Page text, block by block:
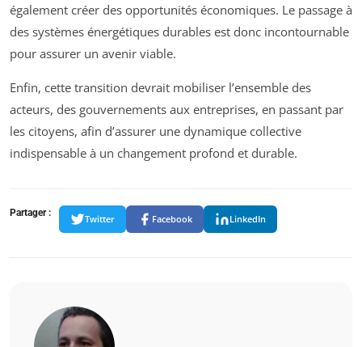
également créer des opportunités économiques. Le passage à
des systèmes énergétiques durables est donc incontournable
pour assurer un avenir viable.
Enfin, cette transition devrait mobiliser l’ensemble des
acteurs, des gouvernements aux entreprises, en passant par
les citoyens, afin d’assurer une dynamique collective
indispensable à un changement profond et durable.
Partager :
Twitter Facebook LinkedIn